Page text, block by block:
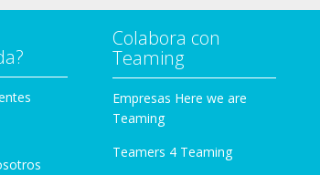
Colabora con
Teaming
Empresas Here we are
Teaming
Teamers 4 Teaming